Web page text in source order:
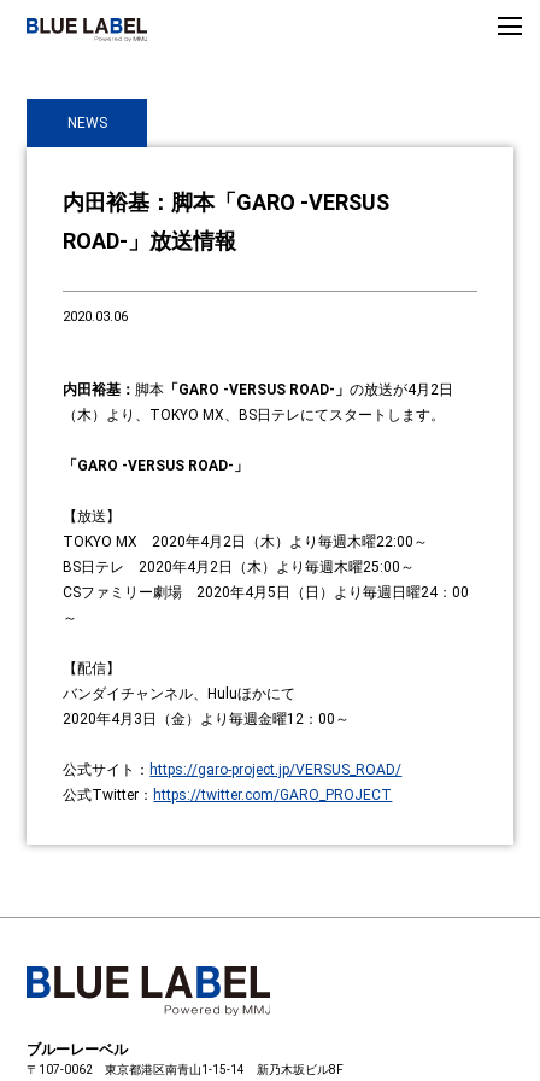
内田裕基：脚本「GARO -VERSUS
ROAD-」放送情報
2020.03.06
内田裕基： 脚本 「GARO -VERSUS ROAD-」の放送が4月2日
（木）より、TOKYO MX、BS日テレにてスタートします。
「GARO -VERSUS ROAD-」
【放送】
TOKYO MX 2020年4月2日（木）より毎週木曜22:00～
BS日テレ 2020年4月2日（木）より毎週木曜25:00～
CSファミリー劇場 2020年4月5日（日）より毎週日曜24：00
～
【配信】
バンダイチャンネル、Huluほかにて
2020年4月3日（金）より毎週金曜12：00～
公式サイト： https://garo-project.jp/VERSUS_ROAD/
公式Twitter： https://twitter.com/GARO_PROJECT
NEWS
ブルーレーベル
〒107-0062 東京都港区南青山1-15-14 新乃木坂ビル8F